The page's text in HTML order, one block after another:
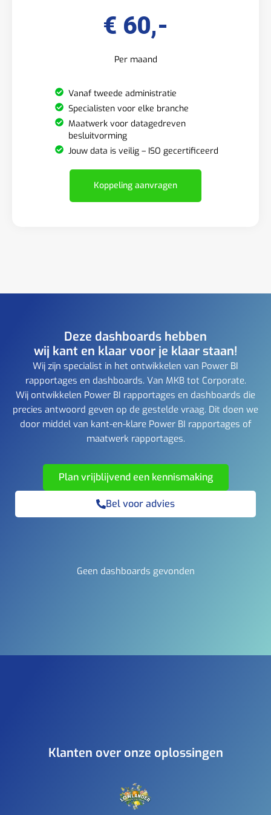
€ 60,-
Per maand
Vanaf tweede administratie
Specialisten voor elke branche
Maatwerk voor datagedreven
besluitvorming
Jouw data is veilig – ISO gecertificeerd
Koppeling aanvragen
Deze dashboards hebben
wij kant en klaar voor je klaar staan!
Wij zijn specialist in het ontwikkelen van Power BI
rapportages en dashboards. Van MKB tot Corporate.
Wij ontwikkelen Power BI rapportages en dashboards die
precies antwoord geven op de gestelde vraag. Dit doen we
door middel van kant-en-klare Power BI rapportages of
maatwerk rapportages.
Plan vrijblijvend een kennismaking
Bel voor advies
Geen dashboards gevonden
Klanten over onze oplossingen